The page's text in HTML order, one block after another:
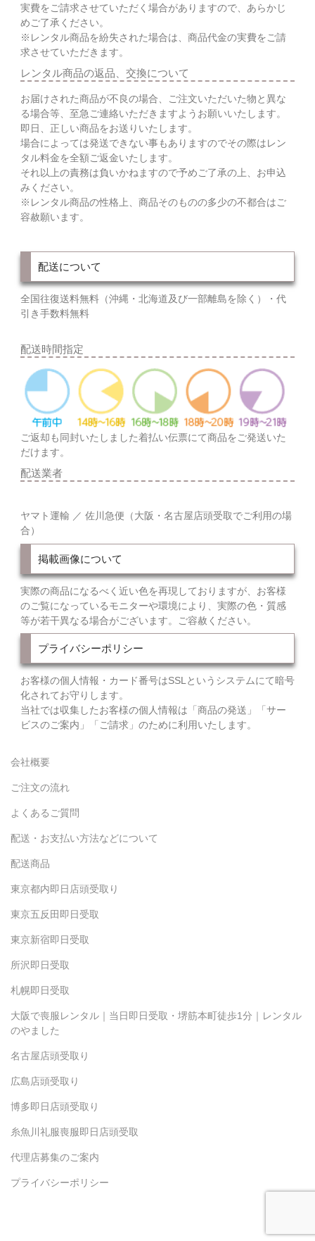
実費をご請求させていただく場合がありますので、あらかじ
めご了承ください。
※レンタル商品を紛失された場合は、商品代金の実費をご請
求させていただきます。
レンタル商品の返品、交換について
お届けされた商品が不良の場合、ご注文いただいた物と異な
る場合等、至急ご連絡いただきますようお願いいたします。
即日、正しい商品をお送りいたします。
場合によっては発送できない事もありますのでその際はレン
タル料金を全額ご返金いたします。
それ以上の責務は負いかねますので予めご了承の上、お申込
みください。
※レンタル商品の性格上、商品そのものの多少の不都合はご
容赦願います。
配送について
全国往復送料無料（沖縄・北海道及び一部離島を除く）・代
引き手数料無料
配送時間指定
ご返却も同封いたしました着払い伝票にて商品をご発送いた
だけます。
配送業者
ヤマト運輸 ／ 佐川急便（大阪・名古屋店頭受取でご利用の場
合）
掲載画像について
実際の商品になるべく近い色を再現しておりますが、お客様
のご覧になっているモニターや環境により、実際の色・質感
等が若干異なる場合がございます。ご容赦ください。
プライバシーポリシー
お客様の個人情報・カード番号はSSLというシステムにて暗号
化されてお守りします。
当社では収集したお客様の個人情報は「商品の発送」「サー
ビスのご案内」「ご請求」のために利用いたします。
会社概要
ご注文の流れ
よくあるご質問
配送・お支払い方法などについて
配送商品
東京都内即日店頭受取り
東京五反田即日受取
東京新宿即日受取
所沢即日受取
札幌即日受取
大阪で喪服レンタル｜当日即日受取・堺筋本町徒歩1分｜レンタル
のやました
名古屋店頭受取り
広島店頭受取り
博多即日店頭受取り
糸魚川礼服喪服即日店頭受取
代理店募集のご案内
プライバシーポリシー